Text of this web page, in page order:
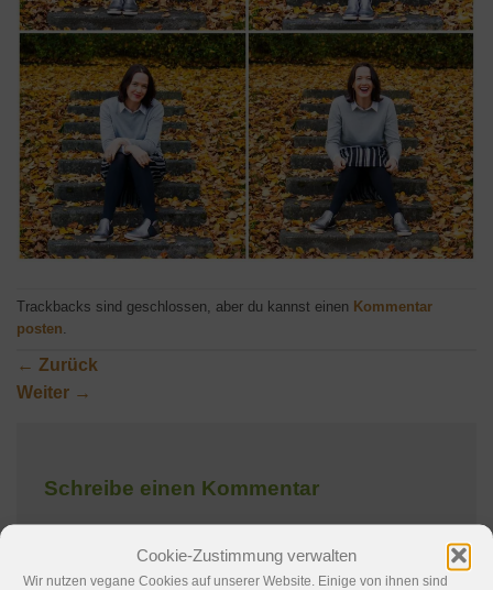
Cookie-Zustimmung verwalten
Wir nutzen vegane Cookies auf unserer Website. Einige von ihnen sind
Trackbacks sind geschlossen, aber du kannst einen Kommentar
posten.
← Zurück
Weiter →
Schreibe einen Kommentar
markiert